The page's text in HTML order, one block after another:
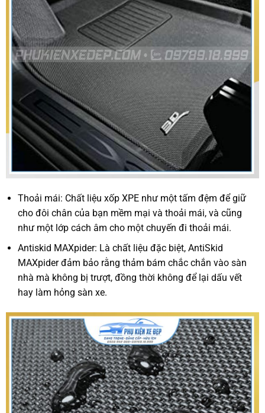
Thoải mái: Chất liệu xốp XPE như một tấm đệm để giữ
cho đôi chân của bạn mềm mại và thoải mái, và cũng
như một lớp cách âm cho một chuyến đi thoải mái.
Antiskid MAXpider: Là chất liệu đặc biệt, AntiSkid
MAXpider đảm bảo rằng thảm bám chắc chắn vào sàn
nhà mà không bị trượt, đồng thời không để lại dấu vết
hay làm hỏng sàn xe.